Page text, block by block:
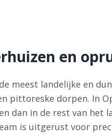
en
meest landelijke en
pittoreske dorpen. In
dan in de rest van het
is uitgerust voor